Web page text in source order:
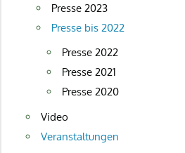
Presse 2023
Presse bis 2022
Presse 2022
Presse 2021
Presse 2020
Video
Veranstaltungen